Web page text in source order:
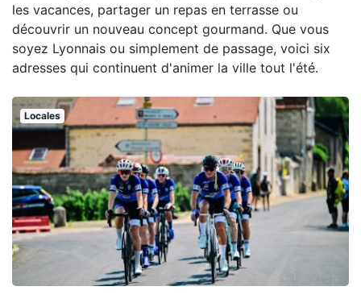
les vacances, partager un repas en terrasse ou
découvrir un nouveau concept gourmand. Que vous
soyez Lyonnais ou simplement de passage, voici six
adresses qui continuent d'animer la ville tout l'été.
Locales